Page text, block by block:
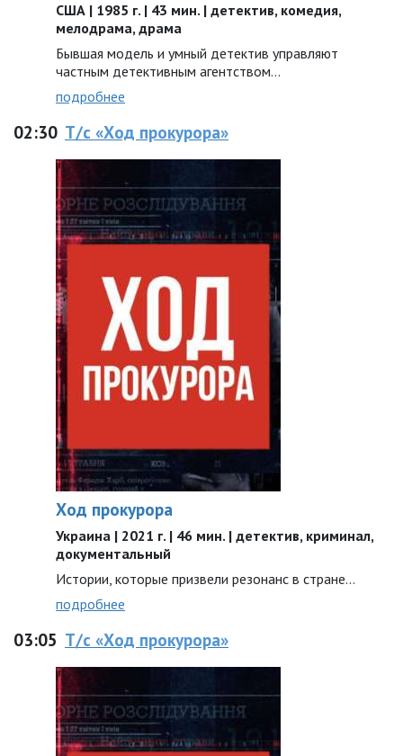
США | 1985 г. | 43 мин. | детектив, комедия,
мелодрама, драма
Бывшая модель и умный детектив управляют
частным детективным агентством…
подробнее
02:30 Т/с «Ход прокурора»
Ход прокурора
Украина | 2021 г. | 46 мин. | детектив, криминал,
документальный
Истории, которые призвели резонанс в стране…
подробнее
03:05 Т/с «Ход прокурора»